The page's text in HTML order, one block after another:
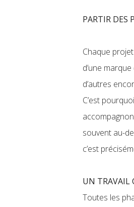
PARTIR DES
Chaque
d’une
d’autres
C’est pourquoi
souvent au-
c’est
UN TRAVAIL
Toutes les